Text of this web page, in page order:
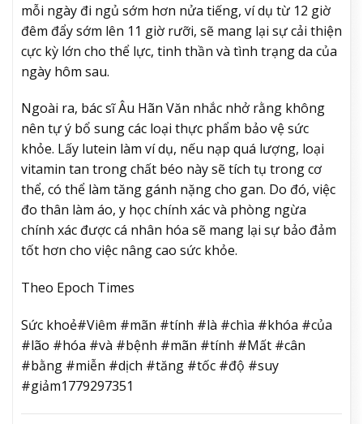
mỗi ngày đi ngủ sớm hơn nửa tiếng, ví dụ từ 12 giờ
đêm đẩy sớm lên 11 giờ rưỡi, sẽ mang lại sự cải thiện
cực kỳ lớn cho thể lực, tinh thần và tình trạng da của
ngày hôm sau.
Ngoài ra, bác sĩ Âu Hãn Văn nhắc nhở rằng không
nên tự ý bổ sung các loại thực phẩm bảo vệ sức
khỏe. Lấy lutein làm ví dụ, nếu nạp quá lượng, loại
vitamin tan trong chất béo này sẽ tích tụ trong cơ
thể, có thể làm tăng gánh nặng cho gan. Do đó, việc
đo thân làm áo, y học chính xác và phòng ngừa
chính xác được cá nhân hóa sẽ mang lại sự bảo đảm
tốt hơn cho việc nâng cao sức khỏe.
Theo Epoch Times
Sức khoẻ#Viêm #mãn #tính #là #chìa #khóa #của
#lão #hóa #và #bệnh #mãn #tính #Mất #cân
#bằng #miễn #dịch #tăng #tốc #độ #suy
#giảm1779297351